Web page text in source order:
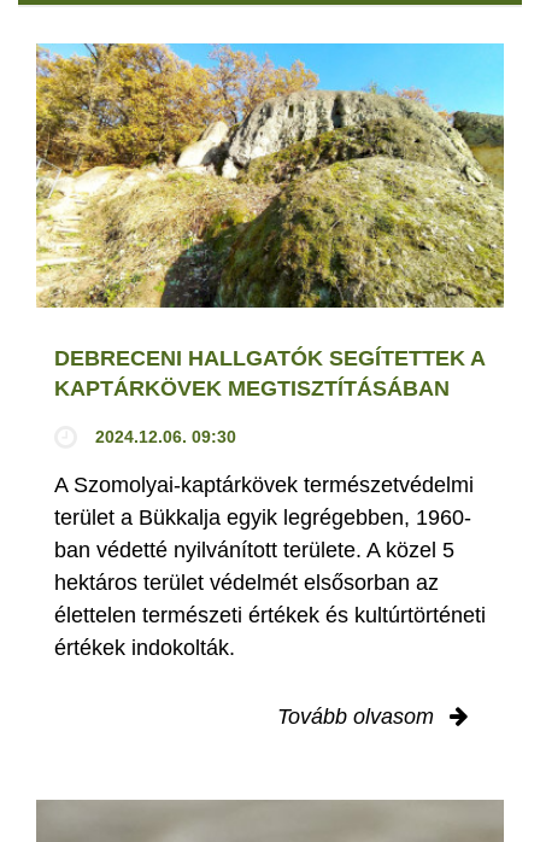
DEBRECENI HALLGATÓK SEGÍTETTEK A
KAPTÁRKÖVEK MEGTISZTÍTÁSÁBAN
2024.12.06. 09:30
A Szomolyai-kaptárkövek természetvédelmi
terület a Bükkalja egyik legrégebben, 1960-
ban védetté nyilvánított területe. A közel 5
hektáros terület védelmét elsősorban az
élettelen természeti értékek és kultúrtörténeti
értékek indokolták.
Tovább olvasom